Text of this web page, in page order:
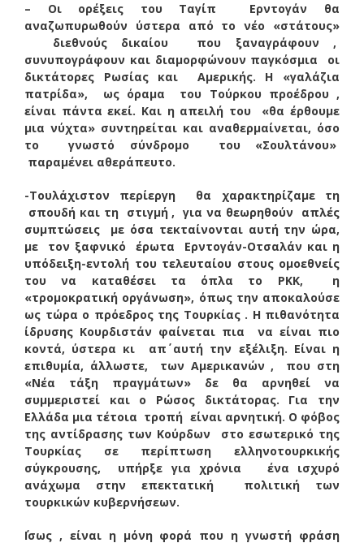
– Οι ορέξεις του Ταγίπ Ερντογάν θα
αναζωπυρωθούν ύστερα από το νέο «στάτους»
διεθνούς δικαίου που ξαναγράφουν ,
συνυπογράφουν και διαμορφώνουν παγκόσμια οι
δικτάτορες Ρωσίας και Αμερικής. Η «γαλάζια
πατρίδα», ως όραμα του Τούρκου προέδρου ,
είναι πάντα εκεί. Και η απειλή του «θα έρθουμε
μια νύχτα» συντηρείται και αναθερμαίνεται, όσο
το γνωστό σύνδρομο του «Σουλτάνου»
παραμένει αθεράπευτο.
-Τουλάχιστον περίεργη θα χαρακτηρίζαμε τη
σπουδή και τη στιγμή , για να θεωρηθούν απλές
συμπτώσεις με όσα τεκταίνονται αυτή την ώρα,
με τον ξαφνικό έρωτα Ερντογάν-Οτσαλάν και η
υπόδειξη-εντολή του τελευταίου στους ομοεθνείς
του να καταθέσει τα όπλα το ΡKΚ, η
«τρομοκρατική οργάνωση», όπως την αποκαλούσε
ως τώρα ο πρόεδρος της Τουρκίας . Η πιθανότητα
ίδρυσης Κουρδιστάν φαίνεται πια να είναι πιο
κοντά, ύστερα κι απ΄ αυτή την εξέλιξη. Είναι η
επιθυμία, άλλωστε, των Αμερικανών , που στη
«Νέα τάξη πραγμάτων» δε θα αρνηθεί να
συμμεριστεί και ο Ρώσος δικτάτορας. Για την
Ελλάδα μια τέτοια τροπή είναι αρνητική. Ο φόβος
της αντίδρασης των Κούρδων στο εσωτερικό της
Τουρκίας σε περίπτωση ελληνοτουρκικής
σύγκρουσης, υπήρξε για χρόνια ένα ισχυρό
ανάχωμα στην επεκτατική πολιτική των
τουρκικών κυβερνήσεων.
΄Ισως , είναι η μόνη φορά που η γνωστή φράση